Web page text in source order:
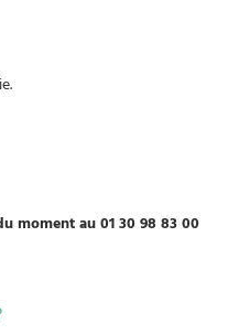
moment au 01 30 98 83 00